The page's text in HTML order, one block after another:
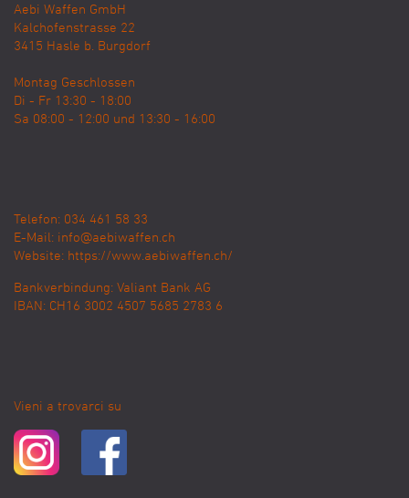
Aebi Waffen GmbH
Kalchofenstrasse 22
3415 Hasle b. Burgdorf
Montag Geschlossen
Di - Fr 13:30 - 18:00
Sa 08:00 - 12:00 und 13:30 - 16:00
Telefon: 034 461 58 33
E-Mail: info@aebiwaffen.ch
Website: https://www.aebiwaffen.ch/
Bankverbindung: Valiant Bank AG
IBAN: CH16 3002 4507 5685 2783 6
Vieni a trovarci su